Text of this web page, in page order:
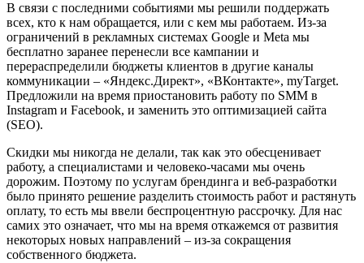
В связи с последними событиями мы решили поддержать
всех, кто к нам обращается, или с кем мы работаем. Из-за
ограничений в рекламных системах Google и Meta мы
бесплатно заранее перенесли все кампании и
перераспределили бюджеты клиентов в другие каналы
коммуникации – «Яндекс.Директ», «ВКонтакте», myTarget.
Предложили на время приостановить работу по SMM в
Instagram и Facebook, и заменить это оптимизацией сайта
(SEO).
Скидки мы никогда не делали, так как это обесценивает
работу, а специалистами и человеко-часами мы очень
дорожим. Поэтому по услугам брендинга и веб-разработки
было принято решение разделить стоимость работ и растянуть
оплату, то есть мы ввели беспроцентную рассрочку. Для нас
самих это означает, что мы на время откажемся от развития
некоторых новых направлений – из-за сокращения
собственного бюджета.